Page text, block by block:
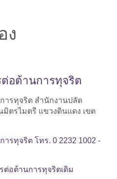
ง
อต้านการทุจริต
ารทุจริต สำนักงานปลัด
มิตรไมตรี แขวงดินแดง เขต
รทุจริต โทร. 0 2232 1002 -
ต่อต้านการทุจริตเดิม